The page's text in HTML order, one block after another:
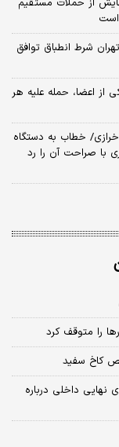
است
شرط انطباق توافق
از اعضا، حمله علیه هر
خرازی/ خطاب به دستگاه
با صراحت آن را رد
را متوقف کرد
کاخ سفید
نهایی داخلی درباره